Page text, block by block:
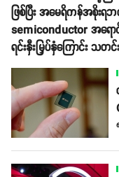
ဖြစ်ပြီး အမေရိကန်အစိုး
semiconductor အရေ
ရင်းနှီးမြှပ်နှံကြောင်း သတ